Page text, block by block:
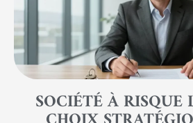
SOCIÉTÉ À